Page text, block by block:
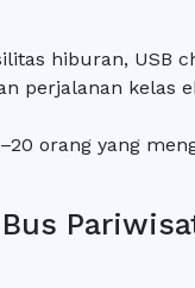
hiburan, USB
perjalanan kelas
orang yang